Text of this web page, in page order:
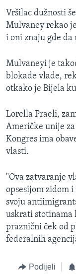
Vršilac dužnosti
Mulvaney rekao
i oni znaju gde da
Mulvaneyi je
blokade vlade,
otkako je Bijela
Lorella Praeli,
Američke unije
Kongres ima
vlasti.
"Ova zatvaranje
opsesijom zidom
svoju
uskrati stotinama
praznični ček od
federalnih
Podijeli